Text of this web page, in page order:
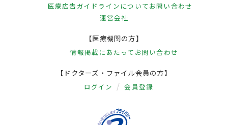
医療広告ガイドラインについてお問い合わせ
運営会社
【医療機関の方】
情報掲載にあたって お問い合わせ
【ドクターズ・ファイル会員の方】
ログイン 会員登録